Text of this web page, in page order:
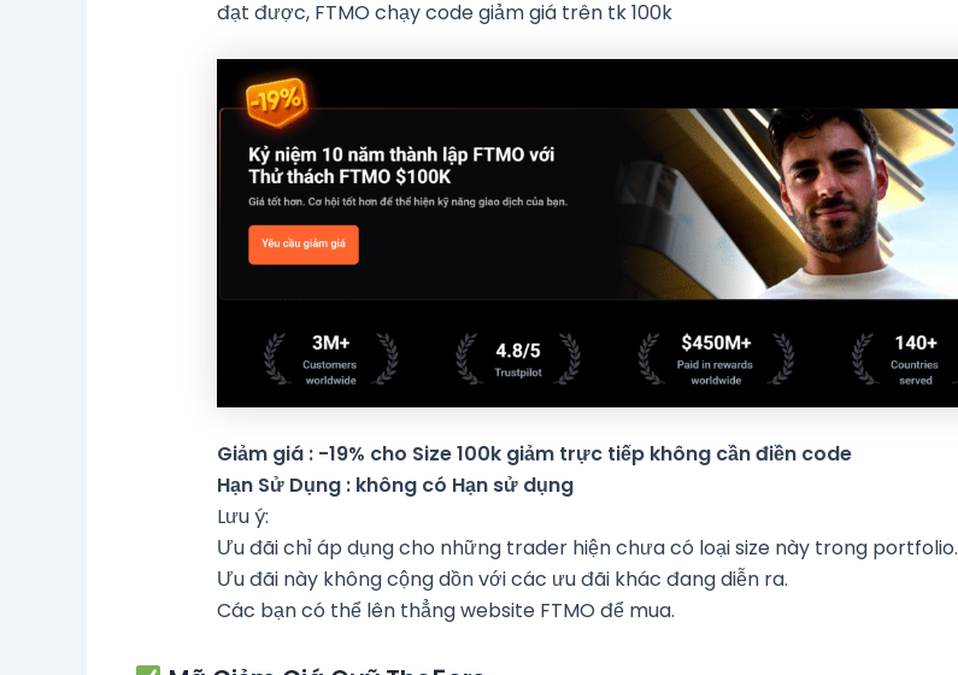
đạt được, FTMO chạy code giảm giá trên tk 100k
Giảm giá : -19% cho Size 100k giảm trực tiếp không cần điền code
Hạn Sử Dụng : không có Hạn sử dụng
Lưu ý:
Ưu đãi chỉ áp dụng cho những trader hiện chưa có loại size này trong portfolio.
Ưu đãi này không cộng dồn với các ưu đãi khác đang diễn ra.
Các bạn có thể lên thẳng website FTMO để mua.